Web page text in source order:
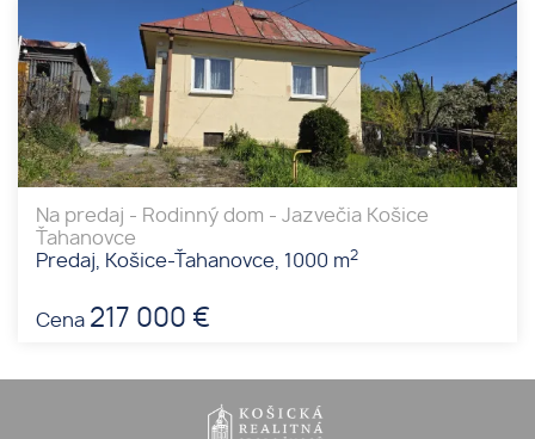
Na predaj - Rodinný dom - Jazvečia Košice
Ťahanovce
Predaj, Košice-Ťahanovce, 1000 m2
Cena 217 000 €